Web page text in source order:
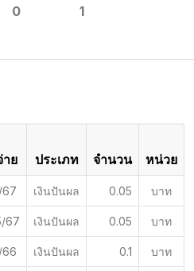
0 1
ย ประเภท จำนวน หน่วย
เงินปันผล 0.05 บาท
67 เงินปันผล 0.05 บาท
เงินปันผล 0.1 บาท